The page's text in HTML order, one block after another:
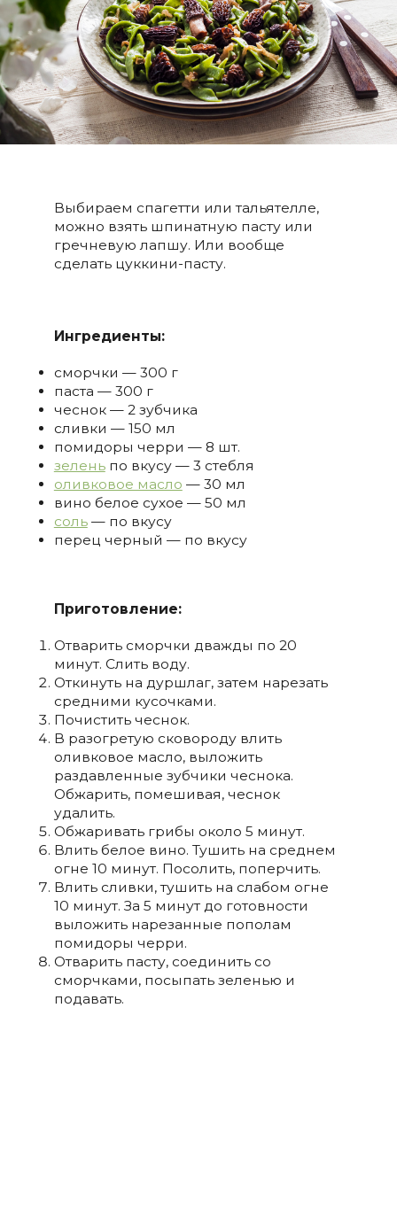
Выбираем спагетти или тальятелле,
можно взять шпинатную пасту или
гречневую лапшу. Или вообще
сделать цуккини-пасту.
Ингредиенты:
сморчки — 300 г
паста — 300 г
чеснок — 2 зубчика
сливки — 150 мл
помидоры черри — 8 шт.
зеленьпо вкусу — 3 стебля
оливковое масло — 30 мл
вино белое сухое — 50 мл
соль— по вкусу
перец черный — по вкусу
Приготовление:
Отварить сморчки дважды по 20
минут. Слить воду.
Откинуть на дуршлаг, затем нарезать
средними кусочками.
Почистить чеснок.
В разогретую сковороду влить
оливковое масло, выложить
раздавленные зубчики чеснока.
Обжарить, помешивая, чеснок
удалить.
Обжаривать грибы около 5 минут.
Влить белое вино. Тушить на среднем
огне 10 минут. Посолить, поперчить.
Влить сливки, тушить на слабом огне
10 минут. За 5 минут до готовности
выложить нарезанные пополам
помидоры черри.
Отварить пасту, соединить со
сморчками, посыпать зеленью и
подавать.